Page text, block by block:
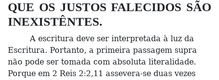
QUE OS JUSTOS FALECIDOS SÃO
INEXISTÊNTES.
A escritura deve ser interpretada à luz da
Escritura. Portanto, a primeira passagem supra
não pode ser tomada com absoluta literalidade.
Porque em 2 Reis 2:2,11 assevera-se duas vezes